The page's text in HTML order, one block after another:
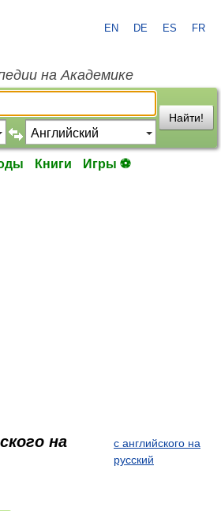
EN DE ES FR
на Академике
Найти!
Книги Игры ⚽
на
с английского на
русский